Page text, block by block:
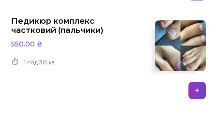
Педикюр комплекс
частковий (пальчики)
550.00 ₴
1 год 30 хв
+